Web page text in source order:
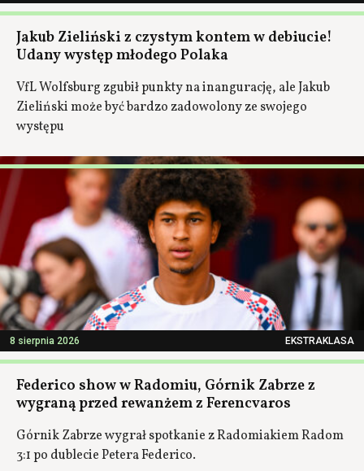
Jakub Zieliński z czystym kontem w debiucie!
Udany występ młodego Polaka
VfL Wolfsburg zgubił punkty na inangurację, ale Jakub
Zieliński może być bardzo zadowolony ze swojego
występu
8 sierpnia 2026 EKSTRAKLASA
Federico show w Radomiu, Górnik Zabrze z
wygraną przed rewanżem z Ferencvaros
Górnik Zabrze wygrał spotkanie z Radomiakiem Radom
3:1 po dublecie Petera Federico.